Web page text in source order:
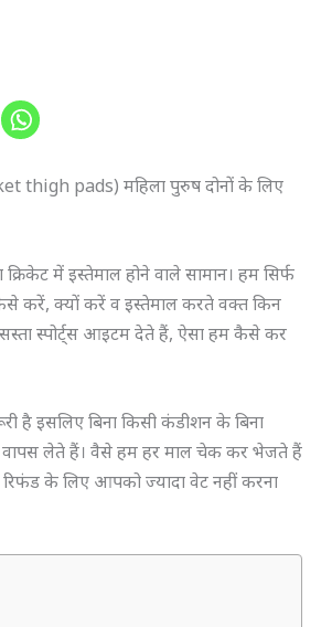
thigh pads) महिला पुरुष दोनों के लिए
में इस्तेमाल होने वाले सामान। हम सिर्फ
करें, क्यों करें व इस्तेमाल करते वक्त किन
स्पोर्ट्स आइटम देते हैं, ऐसा हम कैसे कर
है इसलिए बिना किसी कंडीशन के बिना
लेते हैं। वैसे हम हर माल चेक कर भेजते हैं
रिफंड के लिए आपको ज्यादा वेट नहीं करना